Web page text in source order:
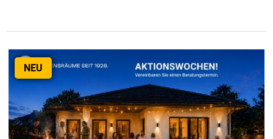
NEU